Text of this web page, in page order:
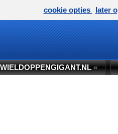
«
cookie opties later